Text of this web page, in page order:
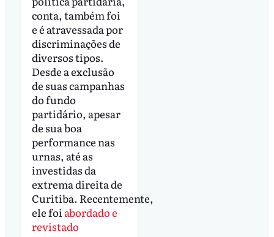
conta, também foi
e é atravessada por
discriminações de
diversos tipos.
Desde a exclusão
de suas campanhas
do fundo
partidário, apesar
de sua boa
performance nas
urnas, até as
investidas da
extrema direita de
Curitiba. Recentemente,
ele foi abordado e
revistado